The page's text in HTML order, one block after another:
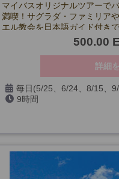
マイバスオリジナルツアーで
満喫！サグラダ・ファミリア
エル教会を日本語ガイド付き
と奇岩を訪問。締めくくりに
500.00
詳細
毎日(5/25、6/24、8/15、
12/6・8・24・25・26・31、
9時間